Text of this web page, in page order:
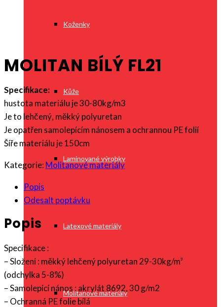
Koženky
Kůže
Laminované výrobky
Latexové materiály
Molitanové materiály
MOLITAN BÍLÝ FL21
Specifikace:
hustota materiálu je 30-80kg/m3
Je to lehčený, měkký polyuretan
Je opatřen samolepícím nánosem a ochrannou PE folií
Šíře materiálu je 150cm
Kategorie:Molitanové materiály
Popis
Odesalt poptávku
Popis
Specifikace :
– Složení : měkký lehčený polyuretan 29-30kg/m³
(odchylka 5-8%)
– Samolepící nános : akrylát 8692, 30 g/m2
– Ochranná PE folie bílá